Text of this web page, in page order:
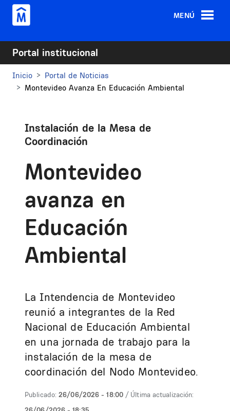
Pasar al contenido principal
MENÚ
Portal institucional
Inicio
Portal de Noticias
Montevideo Avanza En Educación Ambiental
Instalación de la Mesa de
Coordinación
Montevideo
avanza en
Educación
Ambiental
La Intendencia de Montevideo
reunió a integrantes de la Red
Nacional de Educación Ambiental
en una jornada de trabajo para la
instalación de la mesa de
coordinación del Nodo Montevideo.
Publicado: 26/06/2026 - 18:00 / Última actualización: